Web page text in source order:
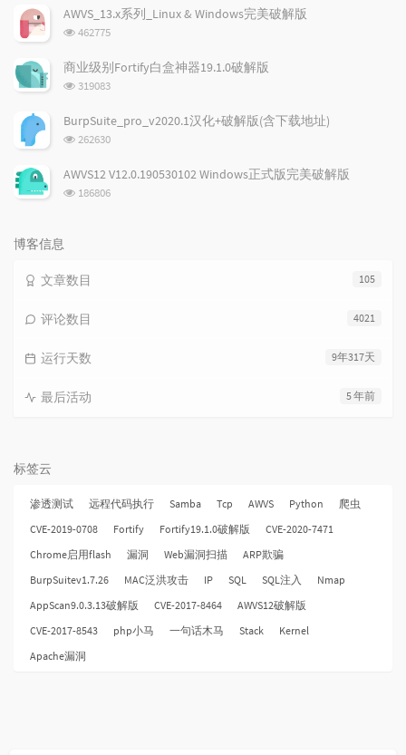
次
AWVS_13.x系列_Linux & Windows完美破解版
浏
次
462775
商业级别Fortify白盒神器19.1.0破解版
浏
次
数:
319083
BurpSuite_pro_v2020.1汉化+破解版(含下载地址)
浏
次
262630
AWVS12 V12.0.190530102 Windows正式版完美破解版
浏
186806
博客信息
105
文章数目
4021
评论数目
9年317天
运行天数
5 年前
最后活动
标签云
渗透测试 远程代码执行 Samba Tcp AWVS Python
爬虫
CVE-2019-0708
Fortify Fortify19.1.0破解版
CVE-2020-7471
Chrome启用flash
漏洞 Web漏洞扫描
ARP欺骗
BurpSuitev1.7.26
MAC泛洪攻击 IP SQL SQL注入
Nmap
AppScan9.0.3.13破解版
CVE-2017-8464
AWVS12破解版
CVE-2017-8543
php小马 一句话木马 Stack
Kernel
Apache漏洞